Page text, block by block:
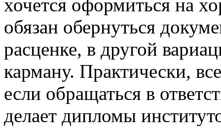
хочется оформиться на
обязан обернуться
расценке, в другой
карману. Практически,
если обращаться в
делает дипломы